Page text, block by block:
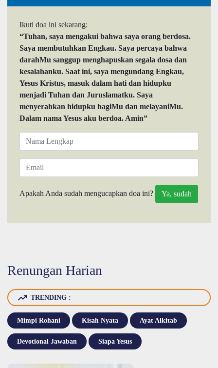
Ikuti doa ini sekarang:
“Tuhan, saya mengakui bahwa saya orang berdosa.
Saya membutuhkan Engkau. Saya percaya bahwa
darahMu sanggup menghapuskan segala dosa dan
kesalahanku. Saat ini, saya mengundang Engkau,
Yesus Kristus, masuk dalam hati dan hidupku
menjadi Tuhan dan Juruslamatku. Saya
menyerahkan hidupku bagiMu dan melayaniMu.
Dalam nama Yesus aku berdoa. Amin”
Apakah Anda sudah mengucapkan doa ini?
Renungan Harian
TRENDING :
Mimpi Rohani Kisah Nyata Ayat Alkitab
Devotional Jawaban Siapa Yesus